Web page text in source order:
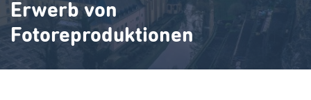
Erwerb von
Fotoreproduktionen